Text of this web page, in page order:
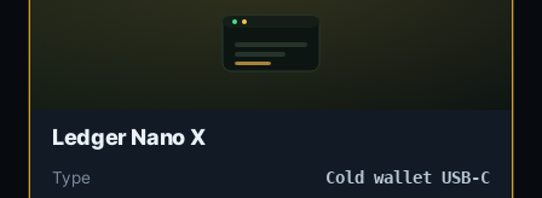
Ledger Nano X
Type
Cold wallet USB-C